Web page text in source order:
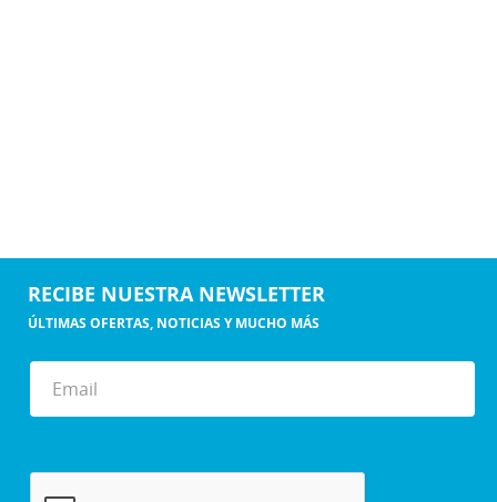
RECIBE NUESTRA NEWSLETTER
ÚLTIMAS OFERTAS, NOTICIAS Y MUCHO MÁS